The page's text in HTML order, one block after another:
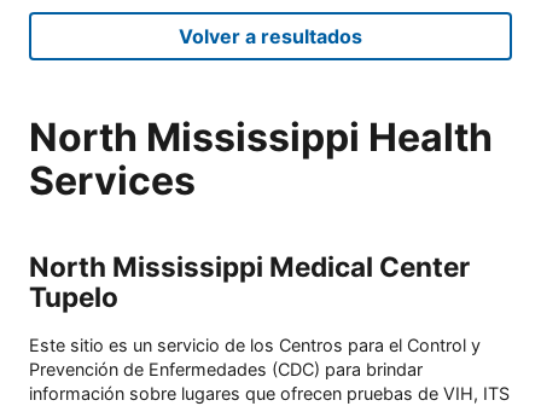
Volver a resultados
North Mississippi Health
Services
North Mississippi Medical Center
Tupelo
Este sitio es un servicio de los Centros para el Control y
Prevención de Enfermedades (CDC) para brindar
información sobre lugares que ofrecen pruebas de VIH, ITS